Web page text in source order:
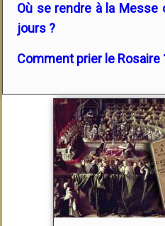
Où se rendre à la
jours ?
Comment prier le Rosaire